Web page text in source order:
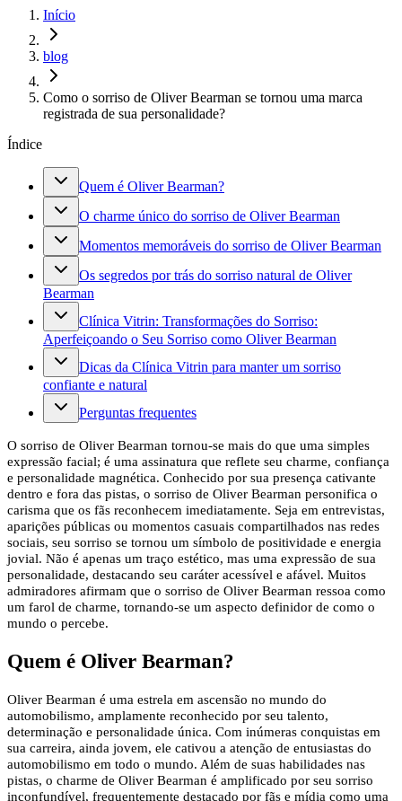
Início
blog
Como o sorriso de Oliver Bearman se tornou uma marca
registrada de sua personalidade?
Índice
Quem é Oliver Bearman?
O charme único do sorriso de Oliver Bearman
Momentos memoráveis ​​do sorriso de Oliver Bearman
Os segredos por trás do sorriso natural de Oliver
Bearman
Clínica Vitrin: Transformações do Sorriso:
Aperfeiçoando o Seu Sorriso como Oliver Bearman
Dicas da Clínica Vitrin para manter um sorriso
confiante e natural
Perguntas frequentes
O sorriso de Oliver Bearman tornou-se mais do que uma simples
expressão facial; é uma assinatura que reflete seu charme, confiança
e personalidade magnética. Conhecido por sua presença cativante
dentro e fora das pistas, o sorriso de Oliver Bearman personifica o
carisma que os fãs reconhecem imediatamente. Seja em entrevistas,
aparições públicas ou momentos casuais compartilhados nas redes
sociais, seu sorriso se tornou um símbolo de positividade e energia
jovial. Não é apenas um traço estético, mas uma expressão de sua
personalidade, destacando seu caráter acessível e afável. Muitos
admiradores afirmam que o sorriso de Oliver Bearman ressoa como
um farol de charme, tornando-se um aspecto definidor de como o
mundo o percebe.
Quem é Oliver Bearman?
Oliver Bearman é uma estrela em ascensão no mundo do
automobilismo, amplamente reconhecido por seu talento,
determinação e personalidade única. Com inúmeras conquistas em
sua carreira, ainda jovem, ele cativou a atenção de entusiastas do
automobilismo em todo o mundo. Além de suas habilidades nas
pistas, o charme de Oliver Bearman é amplificado por seu sorriso
inconfundível, frequentemente destacado por fãs e mídia como uma